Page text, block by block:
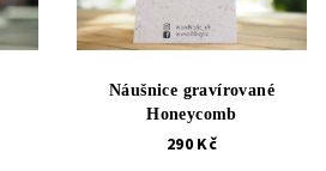
Náušnice gravírované
Honeycomb
290 Kč